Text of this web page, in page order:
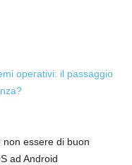
operativi: il passaggio
essere di buon
ad Android